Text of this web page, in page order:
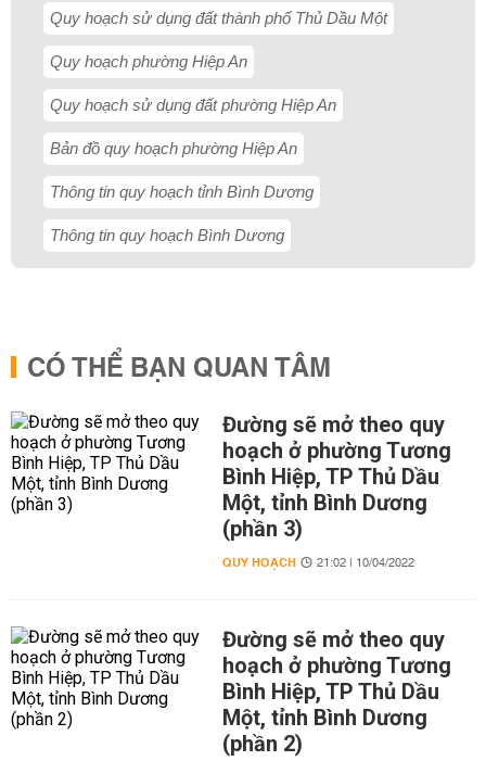
Quy hoạch sử dụng đất thành phố Thủ Dầu Một
Quy hoạch phường Hiệp An
Quy hoạch sử dụng đất phường Hiệp An
Bản đồ quy hoạch phường Hiệp An
Thông tin quy hoạch tỉnh Bình Dương
Thông tin quy hoạch Bình Dương
CÓ THỂ BẠN QUAN TÂM
Đường sẽ mở theo quy
hoạch ở phường Tương
Bình Hiệp, TP Thủ Dầu
Một, tỉnh Bình Dương
(phần 3)
QUY HOẠCH 21:02 | 10/04/2022
Đường sẽ mở theo quy
hoạch ở phường Tương
Bình Hiệp, TP Thủ Dầu
Một, tỉnh Bình Dương
(phần 2)